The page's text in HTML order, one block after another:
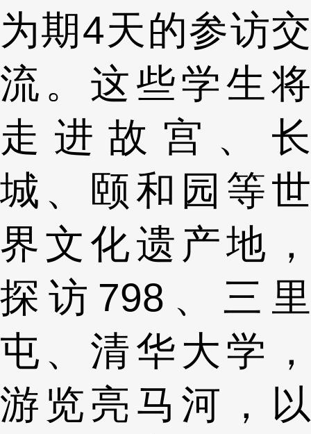
为期4天的参访交
流。这些学生将
走进故宫、长
城、颐和园等世
界文化遗产地，
探访798、三里
屯、清华大学，
游览亮马河，以